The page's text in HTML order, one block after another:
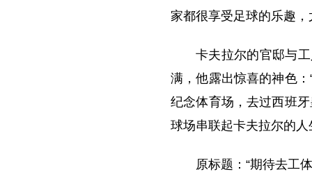
家都很享受足球的乐趣
卡夫拉尔的官邸与
满，他露出惊喜的神色
纪念体育场，去过西班
球场串联起卡夫拉尔的
原标题：“期待去工